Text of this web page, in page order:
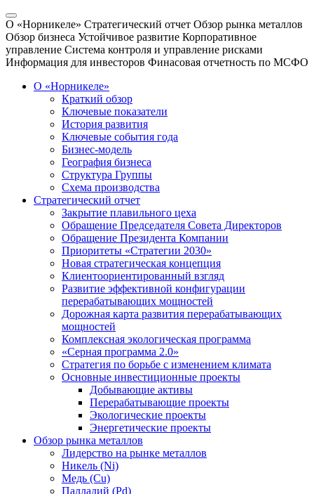
О «Норникеле» Стратегический отчет Обзор рынка металлов
Обзор бизнеса Устойчивое развитие Корпоративное
управление Система контроля и управление рисками
Информация для инвесторов Финасовая отчетность по МСФО
О «Норникеле»
Краткий обзор
Ключевые показатели
История развития
Ключевые события года
Бизнес-модель
География бизнеса
Структура Группы
Схема производства
Стратегический отчет
Закрытие плавильного цеха
Обращение Председателя Совета Директоров
Обращение Президента Компании
Приоритеты «Стратегии 2030»
Новая стратегическая концепция
Клиентоориентированный взгляд
Развитие эффективной конфигурации
перерабатывающих мощностей
Дорожная карта развития перерабатывающих
мощностей
Комплексная экологическая программа
«Серная программа 2.0»
Стратегия по борьбе с изменением климата
Основные инвестиционные проекты
Добывающие активы
Перерабатывающие проекты
Экологические проекты
Энергетические проекты
Обзор рынка металлов
Лидерство на рынке металлов
Никель (Ni)
Медь (Cu)
Палладий (Pd)